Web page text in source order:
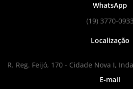
WhatsApp
(19) 3770-0933
Localização
R. Reg. Feijó, 170 - Cidade Nova I,
E-mail